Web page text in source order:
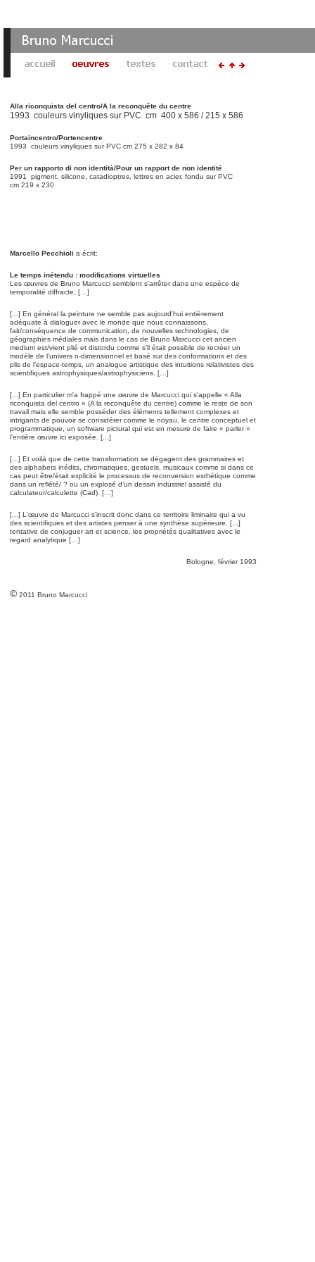
Alla riconquista del centro/A la reconquête du centre
1993 couleurs vinyliques sur PVC cm 400 x 586 / 215 x 586
Portaincentro/Portencentre
1993 couleurs vinyliques sur PVC cm 275 x 282 x 84
Per un rapporto di non identità/Pour un rapport de non identité
1991 pigment, silicone, catadioptres, lettres en acier, fondu sur PVC
cm 219 x 230
Marcello Pecchioli a écrit:
Le temps inétendu : modifications virtuelles
Les œuvres de Bruno Marcucci semblent s'arrêter dans une espèce de
temporalité diffracte, […]
[...] En général la peinture ne semble pas aujourd'hui entièrement
adéquate à dialoguer avec le monde que nous connaissons,
fait/conséquence de communication, de nouvelles technologies, de
géographies médiales mais dans le cas de Bruno Marcucci cet ancien
medium est/vient plié et distordu comme s’il était possible de recréer un
modèle de l'univers n-dimensionnel et basé sur des conformations et des
plis de l'espace-temps, un analogue artistique des intuitions relativistes des
scientifiques astrophysiques/astrophysiciens. […]
[...] En particulier m'a frappé une œuvre de Marcucci qui s'appelle « Alla
riconquista del centro » (A la reconquête du centre) comme le reste de son
travail mais elle semble posséder des éléments tellement complexes et
intrigants de pouvoir se considérer comme le noyau, le centre conceptuel et
programmatique, un software pictural qui est en mesure de faire « parler »
l'entière œuvre ici exposée. [...]
[...] Et voilà que de cette transformation se dégagent des grammaires et
des alphabets inédits, chromatiques, gestuels, musicaux comme si dans ce
cas peut être/était explicité le processus de reconversion esthétique comme
dans un reflété/ ? ou un explosé d’un dessin industriel assisté du
calculateur/calculette (Cad). […]
[...] L'œuvre de Marcucci s'inscrit donc dans ce territoire liminaire qui a vu
des scientifiques et des artistes penser à une synthèse supérieure, [...]
tentative de conjuguer art et science, les propriétés qualitatives avec le
regard analytique […]
Bologne, février 1993
© 2011 Bruno Marcucci